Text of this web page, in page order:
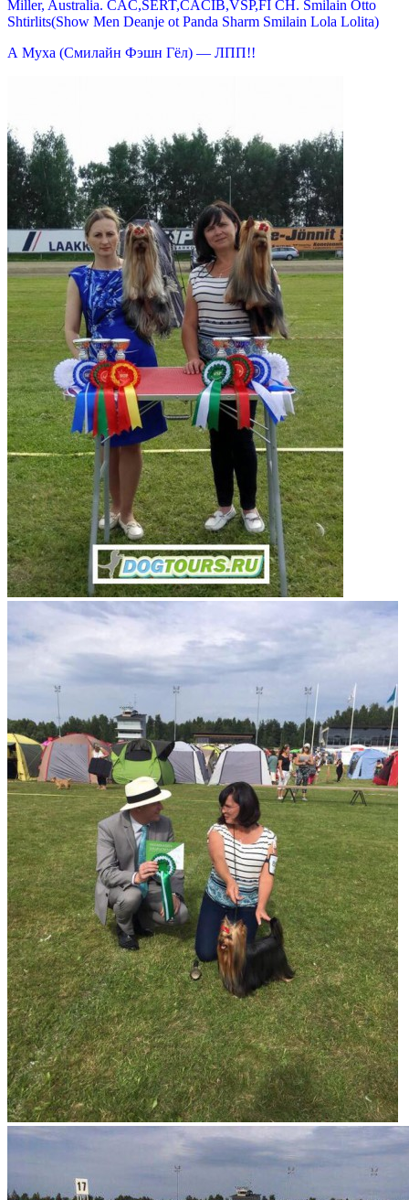
Miller, Australia. CAC,SERT,CACIB,VSP,FI CH. Smilain Otto
Shtirlits(Show Men Deanje ot Panda Sharm Smilain Lola Lolita)
А Муха (Смилайн Фэшн Гёл) — ЛПП!!